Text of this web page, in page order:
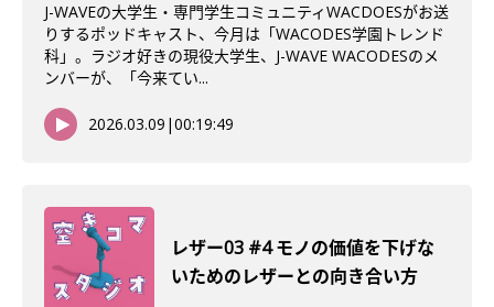
J-WAVEの大学生・専門学生コミュニティWACDOESがお送
りするポッドキャスト、今月は「WACODES学園トレンド
科」。ラジオ好きの現役大学生、J-WAVE WACODESのメ
ンバーが、「今来てい...
2026.03.09 |00:19:49
レザー03 #4 モノの価値を下げな
いためのレザーとの向き合い方